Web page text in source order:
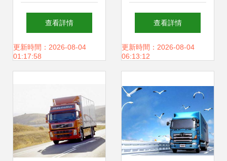
輸 高效服務如何保
障南北物流暢通
查看詳情
更新時間：2026-08-04
01:17:58
物流公司貨物運輸
服務指南
查看詳情
更新時間：2026-08-04
06:13:12